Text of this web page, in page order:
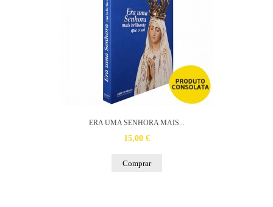
ERA UMA SENHORA MAIS...
15,00 €
Comprar